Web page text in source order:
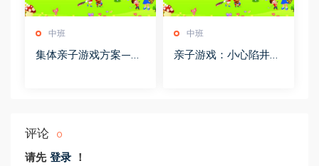
中班
集体亲子游戏方案——
中班
亲子游戏：小心陷井
评论 0
请先 登录 ！